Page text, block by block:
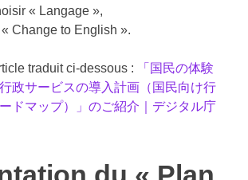
« Langage »,
Change to English ».
traduit ci-dessous :
「国民の体験
政サービスの導入計画（国民向け行
ドマップ）」のご紹介｜デジタル庁